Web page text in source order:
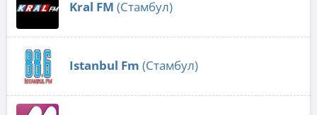
Kral FM (Стамбул)
Istanbul Fm (Стамбул)